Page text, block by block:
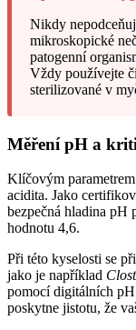
Nikdy
mikroskopické
patogenní
Vždy používejte
sterilizované v
Měření pH a
Klíčovým
acidita. Jako
bezpečná hladina pH
hodnotu 4,6.
Při této kyselosti se
jako je například
pomocí digitálních
poskytne jistotu, že